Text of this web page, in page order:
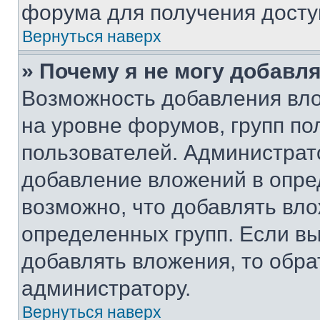
форума для получения
Вернуться наверх
» Почему я не могу
Возможность добавления
на уровне форумов, групп
пользователей.
добавление вложений в
возможно, что добавлять
определенных групп. Если
добавлять вложения, то
администратору.
Вернуться наверх